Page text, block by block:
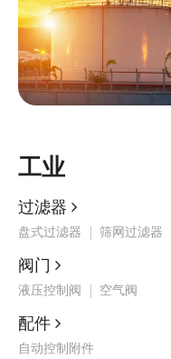
工业
过滤器 
盘式过滤器 | 筛网过滤器
阀门 
液压控制阀 | 空气阀
配件 
自动控制附件